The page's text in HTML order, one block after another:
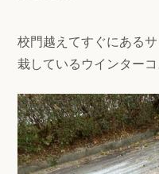
校門越えてすぐにある
栽しているウインターコ